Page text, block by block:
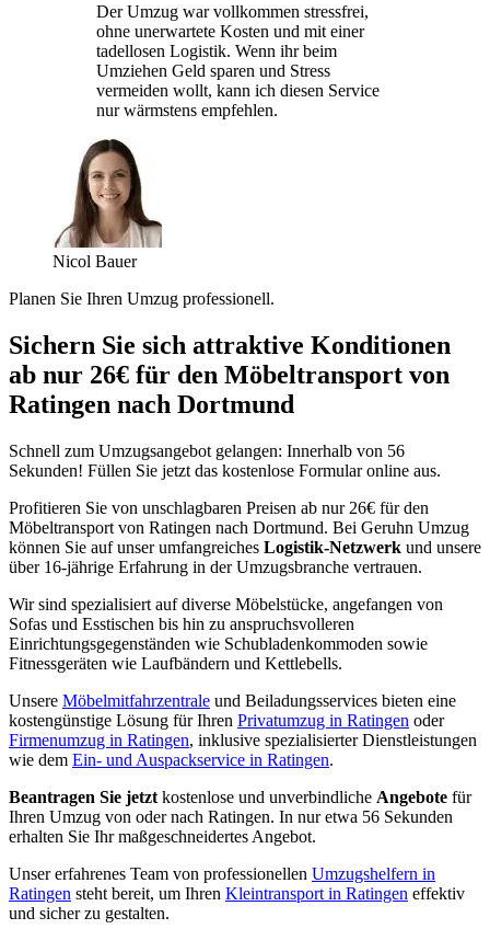
Der Umzug war vollkommen stressfrei,
ohne unerwartete Kosten und mit einer
tadellosen Logistik. Wenn ihr beim
Umziehen Geld sparen und Stress
vermeiden wollt, kann ich diesen Service
nur wärmstens empfehlen.
Nicol Bauer
Planen Sie Ihren Umzug professionell.
Sichern Sie sich attraktive Konditionen
ab nur 26€ für den Möbeltransport von
Ratingen nach Dortmund
Schnell zum Umzugsangebot gelangen: Innerhalb von 56
Sekunden! Füllen Sie jetzt das kostenlose Formular online aus.
Profitieren Sie von unschlagbaren Preisen ab nur 26€ für den
Möbeltransport von Ratingen nach Dortmund. Bei Geruhn Umzug
können Sie auf unser umfangreiches Logistik-Netzwerk und unsere
über 16-jährige Erfahrung in der Umzugsbranche vertrauen.
Wir sind spezialisiert auf diverse Möbelstücke, angefangen von
Sofas und Esstischen bis hin zu anspruchsvolleren
Einrichtungsgegenständen wie Schubladenkommoden sowie
Fitnessgeräten wie Laufbändern und Kettlebells.
Unsere Möbelmitfahrzentrale und Beiladungsservices bieten eine
kostengünstige Lösung für Ihren Privatumzug in Ratingen oder
Firmenumzug in Ratingen, inklusive spezialisierter Dienstleistungen
wie dem Ein- und Auspackservice in Ratingen.
Beantragen Sie jetzt kostenlose und unverbindliche Angebote für
Ihren Umzug von oder nach Ratingen. In nur etwa 56 Sekunden
erhalten Sie Ihr maßgeschneidertes Angebot.
Unser erfahrenes Team von professionellen Umzugshelfern in
Ratingen steht bereit, um Ihren Kleintransport in Ratingen effektiv
und sicher zu gestalten.